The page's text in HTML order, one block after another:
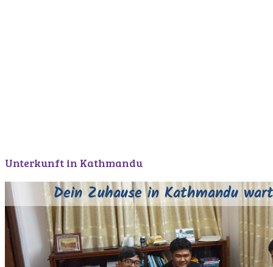
Unterkunft in Kathmandu